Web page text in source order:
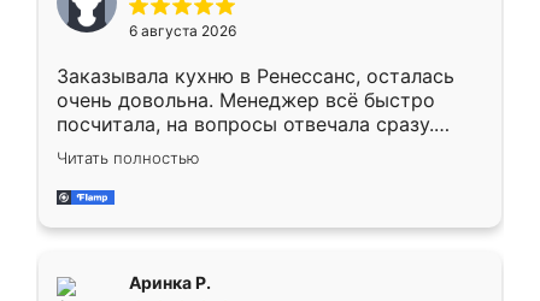
Мне нравится ,если что-то потребуется из
мебели буду заказывать только здесь.
6 августа 2026
Заказывала кухню в Ренессанс, осталась
очень довольна. Менеджер всё быстро
посчитала, на вопросы отвечала сразу.
Замерщик приехал в субботу, подошёл к
делу со всей ответственностью. Собрали
за день, ребята работали аккуратно, даже
Читать полностью
Аринка Р.